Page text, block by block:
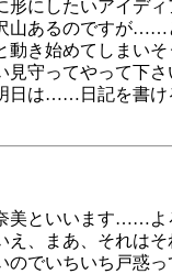
にしたいアイディ
山あるのですが……
き始めてしまいそ
守ってやって下さ
日は……日記を書け
美といいます……よ
、まあ、それはそ
でいちいち戸惑っ